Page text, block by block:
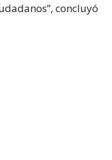
concluyó